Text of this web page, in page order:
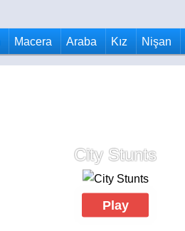
Macera Araba Kız Nişan
City Stunts
Play